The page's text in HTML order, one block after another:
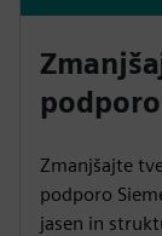
Zmanjšajte
podporo
jasen in